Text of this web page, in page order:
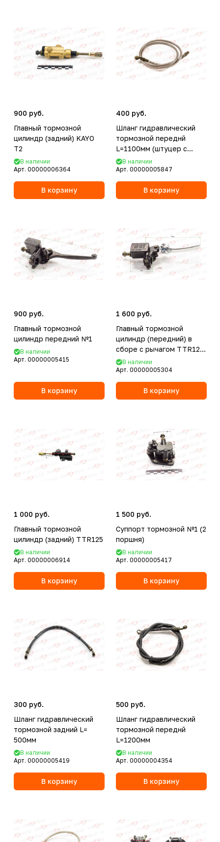
900 руб.
Главный тормозной
цилиндр (задний) KAYO
T2
В наличии
Арт. 00000006364
В корзину
400 руб.
Шланг гидравлический
тормозной переднй
L=1100мм (штуцер с
резьбой)
В наличии
Арт. 00000005847
В корзину
900 руб.
Главный тормозной
цилиндр передний №1
В наличии
Арт. 00000005415
В корзину
1 600 руб.
Главный тормозной
цилиндр (передний) в
сборе с рычагом TTR125
(складной)
В наличии
Арт. 00000005304
В корзину
1 000 руб.
Главный тормозной
цилиндр (задний) TTR125
В наличии
Арт. 00000006914
В корзину
1 500 руб.
Суппорт тормозной №1 (2
поршня)
В наличии
Арт. 00000005417
В корзину
300 руб.
Шланг гидравлический
тормозной задний L=
500мм
В наличии
Арт. 00000005419
В корзину
500 руб.
Шланг гидравлический
тормозной переднй
L=1200мм
В наличии
Арт. 00000004354
В корзину